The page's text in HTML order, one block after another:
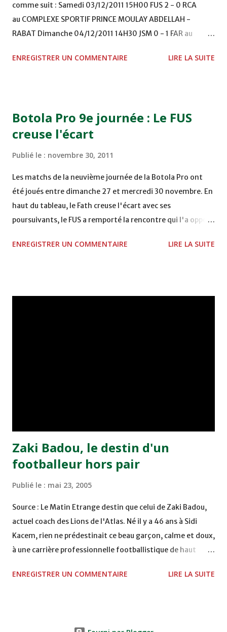
comme suit : Samedi 03/12/2011 15H00 FUS 2 - 0 RCA
au COMPLEXE SPORTIF PRINCE MOULAY ABDELLAH -
RABAT Dimanche 04/12/2011 14H30 JSM 0 - 1 FAR au
TERRAIN EL ABDI - EL JADIDA 16h30 OCK 0 - 1 HUSA
Mardi 06/12/2011 15H00 WAF - OCS au COMPLEXE SPORTIF
DE FES - FES WAC - MAS Reporté pour cause de finale de la
ENREGISTRER UN COMMENTAIRE LIRE LA SUITE
Botola Pro 9e journée : Le FUS
creuse l'écart
Publié le : novembre 30, 2011
Les matchs de la neuvième journée de la Botola Pro ont
été joués entre dimanche 27 et mercredi 30 novembre. En
haut du tableau, le Fath creuse l'écart avec ses
poursuivants, le FUS a remporté la rencontre qui l'a opposé
2, Badr Kachani a ouvert la marque à la 38e pour les
ENREGISTRER UN COMMENTAIRE LIRE LA SUITE
Zaki Badou, le destin d'un
footballeur hors pair
Publié le : mai 23, 2005
Source : Le Matin Etrange destin que celui de Zaki Badou,
actuel coach des Lions de l'Atlas. Né il y a 46 ans à Sidi
Kacem, rien ne prédestinait ce beau garçon, calme et doux,
à une carrière professionnelle footballistique de haut
également féru des armes, le jeune Zaki aura sa première
ENREGISTRER UN COMMENTAIRE LIRE LA SUITE